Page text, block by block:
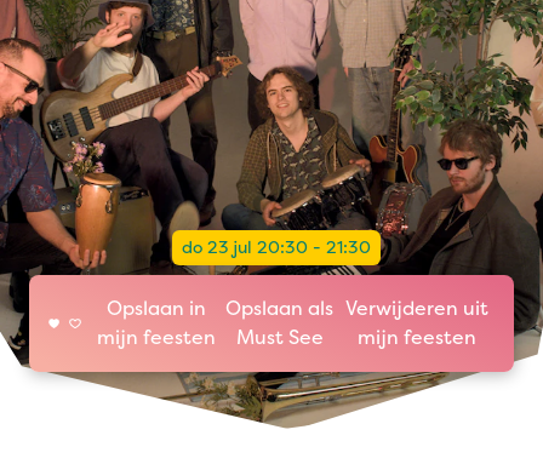
do 23 jul 20:30 - 21:30
Opslaan in
mijn feesten
Opslaan als
Must See
Verwijderen uit
mijn feesten